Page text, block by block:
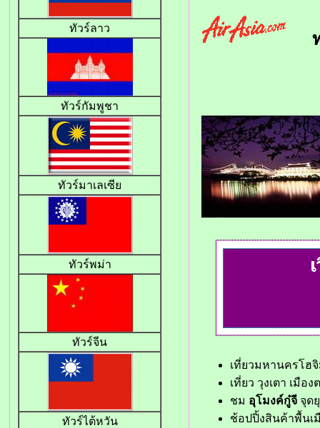
ทัวร์ลาว
ทัวร์กัมพูชา
ทัวร์มาเลเซีย
ทัวร์พม่า
ทัวร์จีน
ทัวร์ไต้หวัน
ท่
เที่ยวมหานครโฮ
เที่ยว วุงเตา เมือ
ชม อุโมงค์กู๋จี จุด
ช้อปปิ้งสินค้าพื้นเ